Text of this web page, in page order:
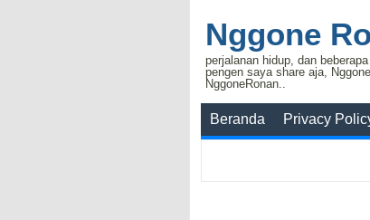
Nggone
perjalanan hidup, dan
pengen saya share aja,
NggoneRonan..
Beranda Privacy